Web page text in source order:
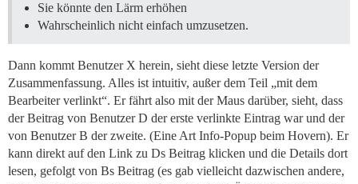
Sie könnte den Lärm erhöhen
Wahrscheinlich nicht einfach umzusetzen.
Dann kommt Benutzer X herein, sieht diese letzte Version der
Zusammenfassung. Alles ist intuitiv, außer dem Teil „mit dem
Bearbeiter verlinkt“. Er fährt also mit der Maus darüber, sieht, dass
der Beitrag von Benutzer D der erste verlinkte Eintrag war und der
von Benutzer B der zweite. (Eine Art Info-Popup beim Hovern). Er
kann direkt auf den Link zu Ds Beitrag klicken und die Details dort
lesen, gefolgt von Bs Beitrag (es gab vielleicht dazwischen andere,